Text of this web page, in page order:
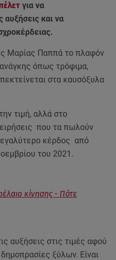
για να
αυξήσεις και να
Μαρίας Παππά το πλαφόν
όπως τρόφιμα,
στα καυσόξυλα
τιμή, αλλά στο
που τα πωλούν
κέρδος από
του 2021.
κίνησης - Πότε
αυξήσεις στις τιμές αφού
ξύλων. Είναι